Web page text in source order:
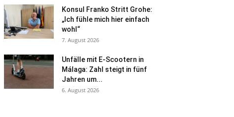
Konsul Franko Stritt Grohe:
„Ich fühle mich hier einfach
wohl“
7. August 2026
Unfälle mit E-Scootern in
Málaga: Zahl steigt in fünf
Jahren um...
6. August 2026